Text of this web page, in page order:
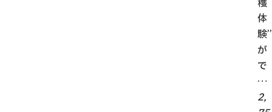
体
験”
が
で
…
2,